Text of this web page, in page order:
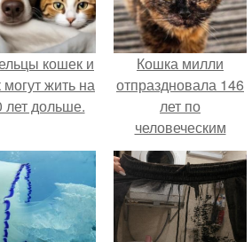
кошек и
могут жить на
лет дольше.
Кошка милли
отпраздновала 146
лет по
человеческим
Меркам и
претендует на
звание самой
старой в мире.